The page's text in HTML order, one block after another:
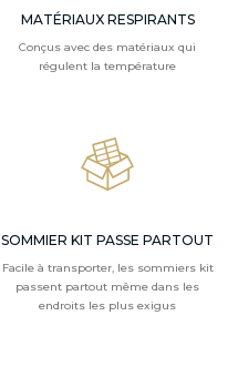
MATÉRIAUX RESPIRANTS
Conçus avec des matériaux qui
régulent la température
SOMMIER KIT PASSE PARTOUT
Facile à transporter, les sommiers kit
passent partout même dans les
endroits les plus exigus